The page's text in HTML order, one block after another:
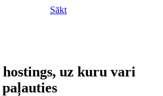
Sākt
uz kuru vari
paļauties